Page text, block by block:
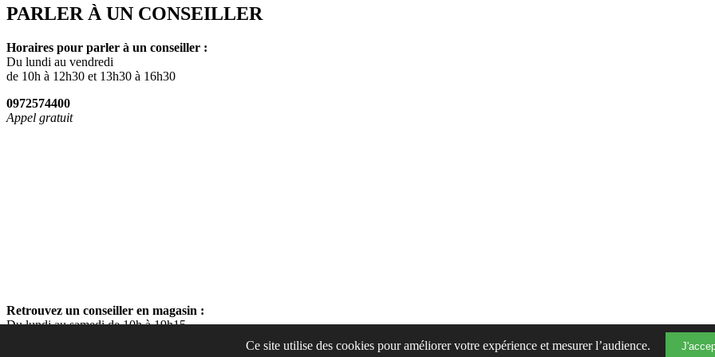
Ce site utilise des cookies pour améliorer votre expérience et mesurer l’audience.
PARLER À UN CONSEILLER
Horaires pour parler à un conseiller :
Du lundi au vendredi
de 10h à 12h30 et 13h30 à 16h30
0972574400
Appel gratuit
Retrouvez un conseiller en magasin :
Du lundi au samedi de 10h à 19h15